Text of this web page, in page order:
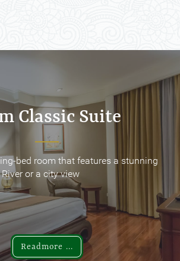
Classic Suite
bed room that features a stunning
or a city view
Readmore ...
Classic Suite
bed room that features a stunning
or a city view
Readmore ...